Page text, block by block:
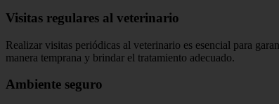
Visitas regulares al veterinario
Realizar visitas periódicas al veterinario es esencial para
manera temprana y brindar el tratamiento adecuado.
Ambiente seguro